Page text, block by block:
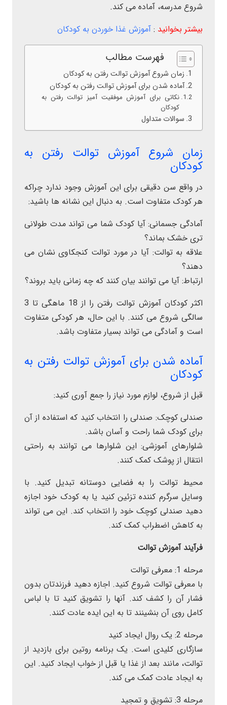
شروع مدرسه، آماده می کند.
بیشتر بخوانید : آموزش غذا خوردن به کودکان
فهرست مطالب
زمان شروع آموزش توالت رفتن به کودکان
آماده شدن برای آموزش توالت رفتن به کودکان
نکاتی برای آموزش موفقیت آمیز توالت رفتن به
کودکان
سوالات متداول
زمان شروع آموزش توالت رفتن به
کودکان
در واقع سن دقیقی برای این آموزش وجود ندارد چراکه
هر کودک متفاوت است. به دنبال این نشانه ها باشید:
آمادگی جسمانی: آیا کودک شما می تواند مدت طولانی
تری خشک بماند؟
علاقه به توالت: آیا در مورد توالت کنجکاوی نشان می
دهند؟
ارتباط: آیا می توانند بیان کنند که چه زمانی باید بروند؟
اکثر کودکان آموزش توالت رفتن را از 18 ماهگی تا 3
سالگی شروع می کنند. با این حال، هر کودکی متفاوت
است و آمادگی می تواند بسیار متفاوت باشد.
آماده شدن برای آموزش توالت رفتن به
کودکان
قبل از شروع، لوازم مورد نیاز را جمع آوری کنید:
صندلی کوچک: صندلی را انتخاب کنید که استفاده از آن
برای کودک شما راحت و آسان باشد.
شلوارهای آموزشی: این شلوارها می توانند به راحتی
انتقال از پوشک کمک کنند.
محیط توالت را به فضایی دوستانه تبدیل کنید. با
وسایل سرگرم کننده تزئین کنید یا به کودک خود اجازه
دهید صندلی کوچک خود را انتخاب کند. این می تواند
به کاهش اضطراب کمک کند.
فرآیند آموزش توالت
مرحله 1: معرفی توالت
با معرفی توالت شروع کنید. اجازه دهید فرزندتان بدون
فشار آن را کشف کند. آنها را تشویق کنید تا با لباس
کامل روی آن بنشینند تا به این ایده عادت کنند.
مرحله 2: یک روال ایجاد کنید
سازگاری کلیدی است. یک برنامه روتین برای بازدید از
توالت، مانند بعد از غذا یا قبل از خواب ایجاد کنید. این
به ایجاد عادت کمک می کند.
مرحله 3: تشویق و تمجید